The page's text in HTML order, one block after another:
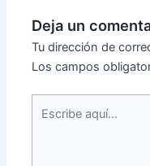
Deja un
Tu dirección de
Los campos
aquí...